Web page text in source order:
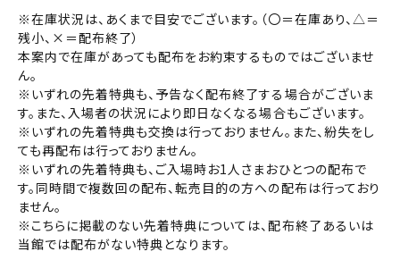
下記リンクよりご確認ください。
予約を変更する
閉じる
中部
近畿
中国・四国
九州
※在庫状況は、あくまで目安でございます。（〇＝在庫あり、△＝
残小、×＝配布終了）
本案内で在庫があっても配布をお約束するものではございませ
ん。
※いずれの先着特典も、予告なく配布終了する場合がございま
す。また、入場者の状況により即日なくなる場合もございます。
※いずれの先着特典も交換は行っておりません。また、紛失をし
ても再配布は行っておりません。
※いずれの先着特典も、ご入場時お1人さまおひとつの配布で
す。同時間で複数回の配布、転売目的の方への配布は行っており
ません。
※こちらに掲載のない先着特典については、配布終了あるいは
当館では配布がない特典となります。